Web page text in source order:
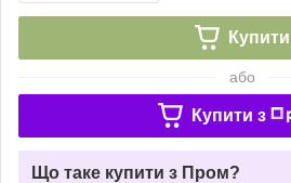
Купити
або
Купити з
Що таке купити з Пром?